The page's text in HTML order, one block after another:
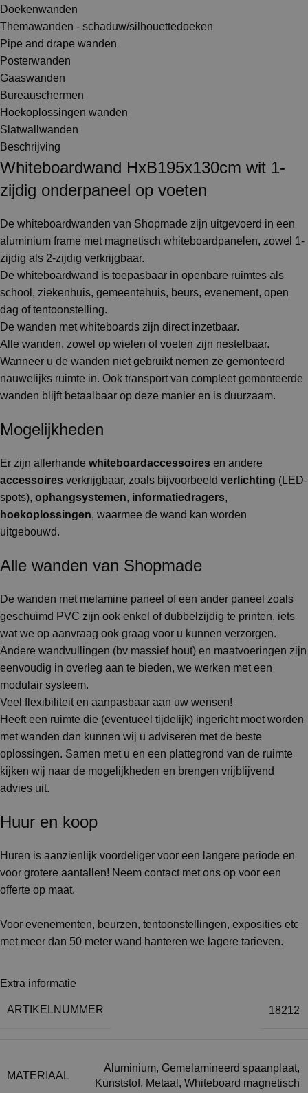
Doekenwanden
Themawanden - schaduw/silhouettedoeken
Pipe and drape wanden
Posterwanden
Gaaswanden
Bureauschermen
Hoekoplossingen wanden
Slatwallwanden
Beschrijving
Whiteboardwand HxB195x130cm wit 1-
zijdig onderpaneel op voeten
De whiteboardwanden van Shopmade zijn uitgevoerd in een
aluminium frame met magnetisch whiteboardpanelen, zowel 1-
zijdig als 2-zijdig verkrijgbaar.
De whiteboardwand is toepasbaar in openbare ruimtes als
school, ziekenhuis, gemeentehuis, beurs, evenement, open
dag of tentoonstelling.
De wanden met whiteboards zijn direct inzetbaar.
Alle wanden, zowel op wielen of voeten zijn nestelbaar.
Wanneer u de wanden niet gebruikt nemen ze gemonteerd
nauwelijks ruimte in. Ook transport van compleet gemonteerde
wanden blijft betaalbaar op deze manier en is duurzaam.
Mogelijkheden
Er zijn allerhande whiteboardaccessoires en andere
accessoires verkrijgbaar, zoals bijvoorbeeld verlichting (LED-
spots), ophangsystemen, informatiedragers,
hoekoplossingen, waarmee de wand kan worden
uitgebouwd.
Alle wanden van Shopmade
De wanden met melamine paneel of een ander paneel zoals
geschuimd PVC zijn ook enkel of dubbelzijdig te printen, iets
wat we op aanvraag ook graag voor u kunnen verzorgen.
Andere wandvullingen (bv massief hout) en maatvoeringen zijn
eenvoudig in overleg aan te bieden, we werken met een
modulair systeem.
Veel flexibiliteit en aanpasbaar aan uw wensen!
Heeft een ruimte die (eventueel tijdelijk) ingericht moet worden
met wanden dan kunnen wij u adviseren met de beste
oplossingen. Samen met u en een plattegrond van de ruimte
kijken wij naar de mogelijkheden en brengen vrijblijvend
advies uit.
Huur en koop
Huren is aanzienlijk voordeliger voor een langere periode en
voor grotere aantallen! Neem contact met ons op voor een
offerte op maat.
Voor evenementen, beurzen, tentoonstellingen, exposities etc
met meer dan 50 meter wand hanteren we lagere tarieven.
Extra informatie
ARTIKELNUMMER 18212
MATERIAAL
Aluminium, Gemelamineerd spaanplaat,
Kunststof, Metaal , Whiteboard magnetisch